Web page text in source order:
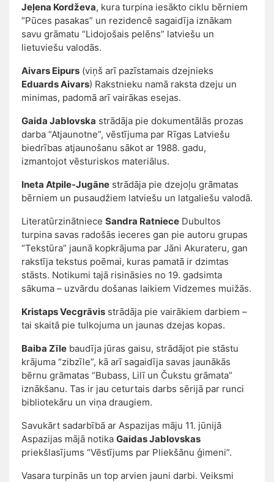
Jeļena Kordževa, kura turpina iesākto ciklu bērniem
“Pūces pasakas” un rezidencē sagaidīja iznākam
savu grāmatu “Lidojošais pelēns” latviešu un
lietuviešu valodās.
Aivars Eipurs (viņš arī pazīstamais dzejnieks
Eduards Aivars) Rakstnieku namā raksta dzeju un
minimas, padomā arī vairākas esejas.
Gaida Jablovska strādāja pie dokumentālās prozas
darba “Atjaunotne”, vēstījuma par Rīgas Latviešu
biedrības atjaunošanu sākot ar 1988. gadu,
izmantojot vēsturiskos materiālus.
Ineta Atpile-Jugāne strādāja pie dzejoļu grāmatas
bērniem un pusaudžiem latviešu un latgaliešu valodā.
Literatūrzinātniece Sandra Ratniece Dubultos
turpina savas radošās ieceres gan pie autoru grupas
“Tekstūra” jaunā kopkrājuma par Jāni Akurateru, gan
rakstīja tekstus poēmai, kuras pamatā ir dzimtas
stāsts. Notikumi tajā risināsies no 19. gadsimta
sākuma – uzvārdu došanas laikiem Vidzemes muižās.
Kristaps Vecgrāvis strādāja pie vairākiem darbiem –
tai skaitā pie tulkojuma un jaunas dzejas kopas.
Baiba Zīle baudīja jūras gaisu, strādājot pie stāstu
krājuma “zibzīle”, kā arī sagaidīja savas jaunākās
bērnu grāmatas “Bubass, Lilī un Čukstu grāmata”
iznākšanu. Tas ir jau ceturtais darbs sērijā par runci
bibliotekāru un viņa draugiem.
Savukārt sadarbībā ar Aspazijas māju 11. jūnijā
Aspazijas mājā notika Gaidas Jablovskas
priekšlasījums “Vēstījums par Pliekšānu ģimeni”.
Vasara turpinās un top arvien jauni darbi. Veiksmi